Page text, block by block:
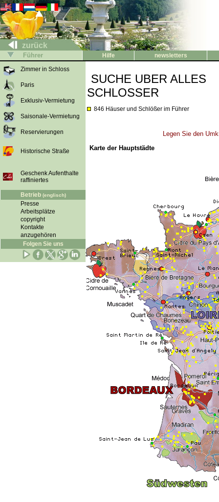
zurück
Führer Hilfe
newsletters
Zimmer in Schloss
Paris
Exklusiv-Vermietung
Saisonale-Vermietung
Reservierungen
Historische Straße
Geschenk Aufenthalte
raffiniertes
Betrieb (englisch)
Presse
Arbeitsplätze
copyright
Kontakte
anzugehören
Folgen Sie uns
SUCHE UBER ALLES
SCHLOSSER
846 Häuser und Schlößer im Führer
Legen Sie den
Karte der Hauptstädte